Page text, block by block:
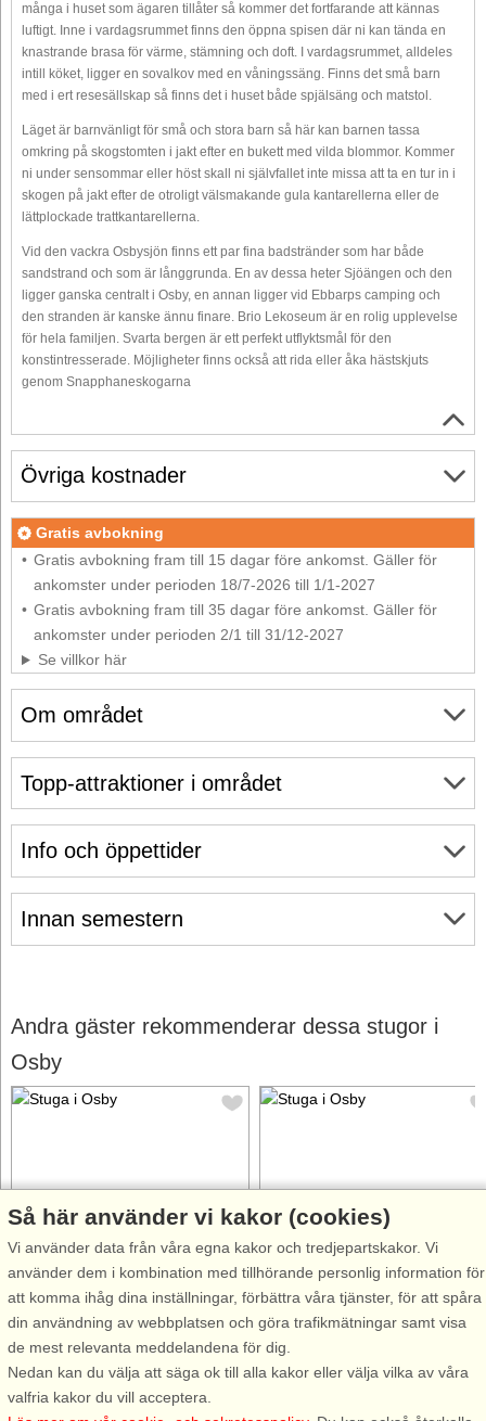
många i huset som ägaren tillåter så kommer det fortfarande att kännas
luftigt. Inne i vardagsrummet finns den öppna spisen där ni kan tända en
knastrande brasa för värme, stämning och doft. I vardagsrummet, alldeles
intill köket, ligger en sovalkov med en våningssäng. Finns det små barn
med i ert resesällskap så finns det i huset både spjälsäng och matstol.
Läget är barnvänligt för små och stora barn så här kan barnen tassa
omkring på skogstomten i jakt efter en bukett med vilda blommor. Kommer
ni under sensommar eller höst skall ni självfallet inte missa att ta en tur in i
skogen på jakt efter de otroligt välsmakande gula kantarellerna eller de
lättplockade trattkantarellerna.
Vid den vackra Osbysjön finns ett par fina badstränder som har både
sandstrand och som är långgrunda. En av dessa heter Sjöängen och den
ligger ganska centralt i Osby, en annan ligger vid Ebbarps camping och
den stranden är kanske ännu finare. Brio Lekoseum är en rolig upplevelse
för hela familjen. Svarta bergen är ett perfekt utflyktsmål för den
konstintresserade. Möjligheter finns också att rida eller åka hästskjuts
genom Snapphaneskogarna
Om området
Info och öppettider
Innan semestern
Övriga kostnader
Gratis avbokning
Gratis avbokning fram till 15 dagar före ankomst. Gäller för
ankomster under perioden 18/7-2026 till 1/1-2027
Gratis avbokning fram till 35 dagar före ankomst. Gäller för
ankomster under perioden 2/1 till 31/12-2027
Se villkor här
Topp-attraktioner i området
Andra gäster rekommenderar dessa stugor i
Osby
Stugnr: 39748
Osby
4 personer, 75 m²
10 m till sjö/hav:.
Vem vill inte det - en semester i
fullständigt lugn och en exklusiv,
avskild plats? Ditt fritidshus
Stugnr: 62473
Osby
8 personer, 62 m²
10 m till sjö/hav:.
Välkommen till en idyllisk stuga
precis intill sjön, perfekt för dig
Så här använder vi kakor (cookies)
Vi använder data från våra egna kakor och tredjepartskakor. Vi
använder dem i kombination med tillhörande personlig information för
att komma ihåg dina inställningar, förbättra våra tjänster, för att spåra
din användning av webbplatsen och göra trafikmätningar samt visa
de mest relevanta meddelandena för dig.
Nedan kan du välja att säga ok till alla kakor eller välja vilka av våra
valfria kakor du vill acceptera.